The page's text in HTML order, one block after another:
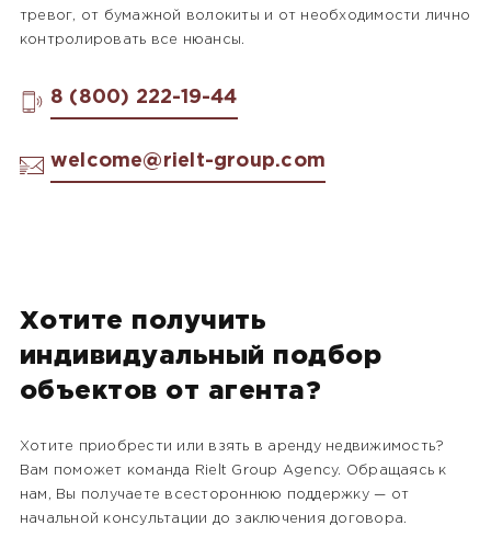
тревог, от бумажной волокиты и от необходимости лично
контролировать все нюансы.
8 (800) 222-19-44
welcome@rielt-group.com
Хотите получить
индивидуальный подбор
объектов от агента?
Хотите приобрести или взять в аренду недвижимость?
Вам поможет команда Rielt Group Agency. Обращаясь к
нам, Вы получаете всестороннюю поддержку — от
начальной консультации до заключения договора.